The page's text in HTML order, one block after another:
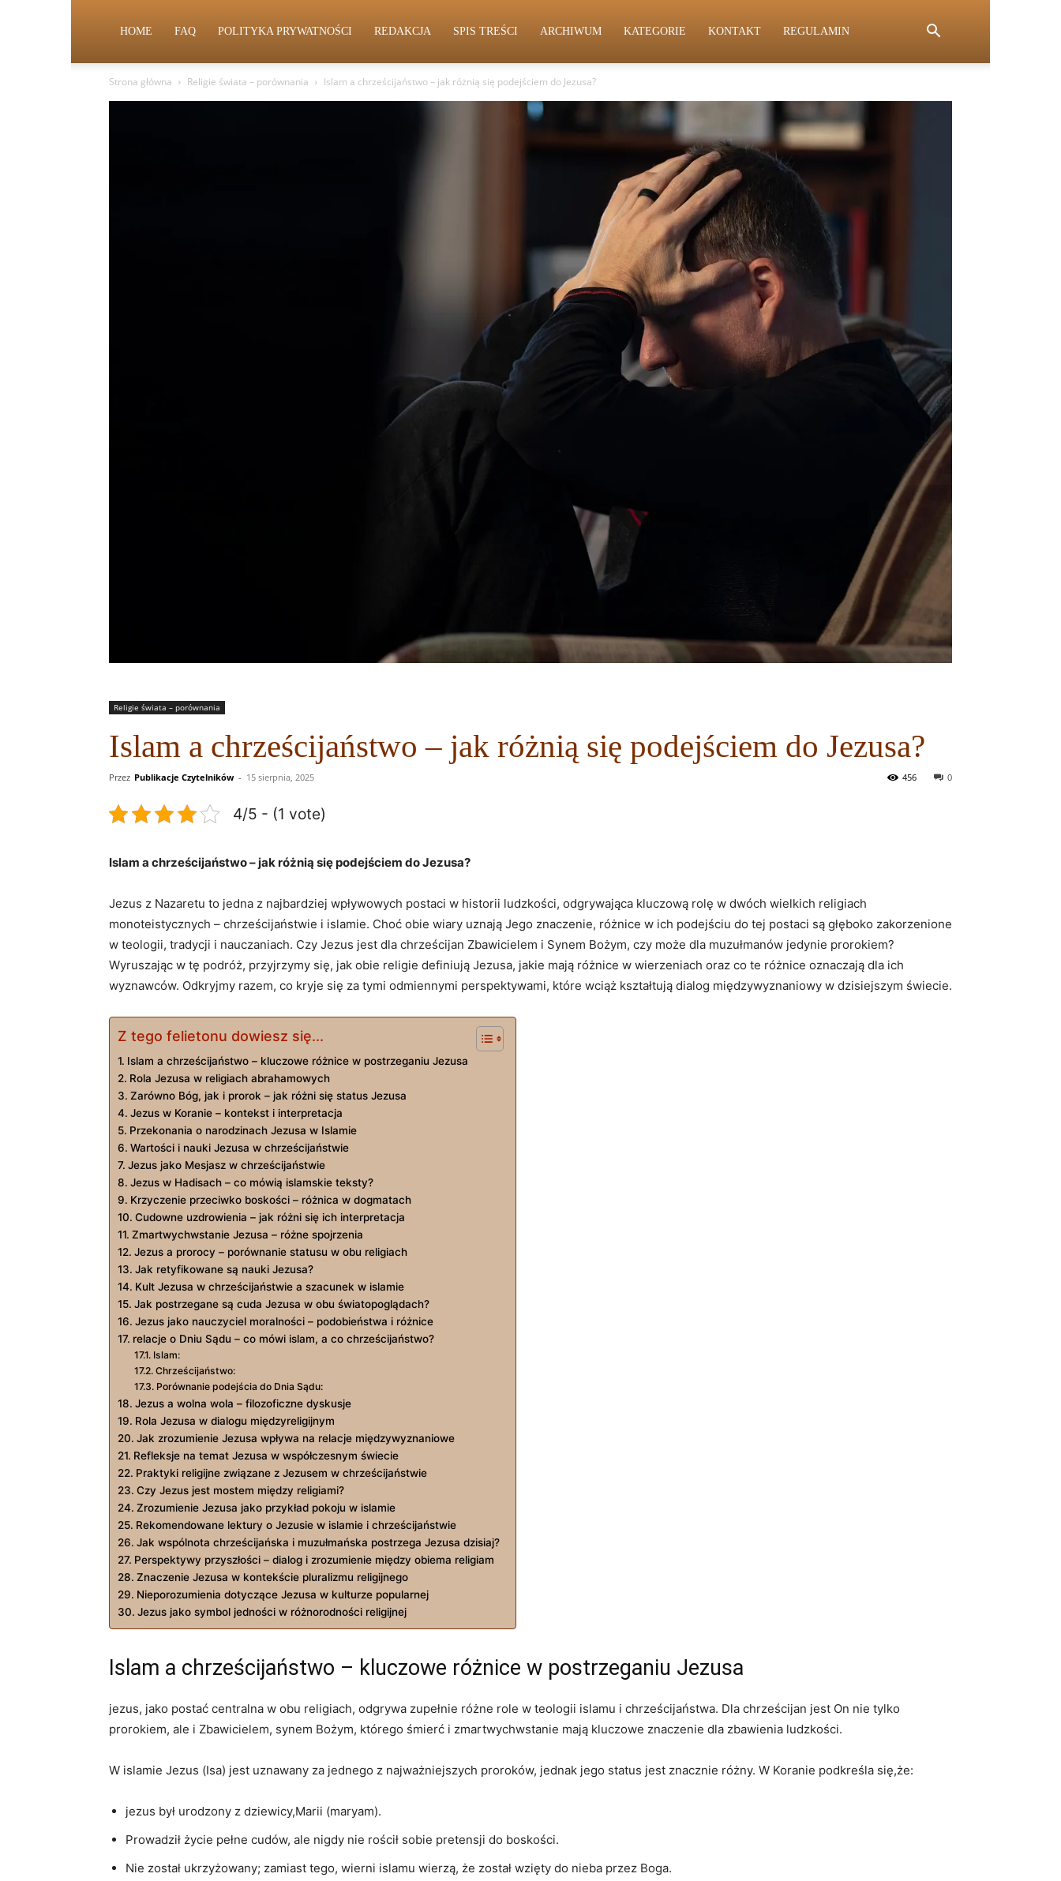
HOME FAQ POLITYKA PRYWATNOŚCI REDAKCJA SPIS TREŚCI ARCHIWUM KATEGORIE KONTAKT REGULAMIN
Strona główna Religie świata – porównania Islam a chrześcijaństwo – jak różnią się podejściem do Jezusa?
Religie świata – porównania
Islam a chrześcijaństwo – jak różnią się podejściem do Jezusa?
Przez Publikacje Czytelników - 15 sierpnia, 2025 0
456
4/5 - (1 vote)
Islam a ‌chrześcijaństwo –⁣ jak różnią się ‌podejściem do Jezusa?
Jezus z Nazaretu to jedna z najbardziej wpływowych postaci w historii ludzkości, odgrywająca kluczową rolę w dwóch​ wielkich religiach
monoteistycznych – chrześcijaństwie i islamie.⁣ Choć obie wiary ⁣uznają Jego znaczenie, różnice w ich podejściu do tej postaci są ​głęboko ⁢zakorzenione‍
w teologii, ⁤tradycji ‌i⁢ nauczaniach. Czy Jezus jest dla chrześcijan Zbawicielem i Synem Bożym, czy może dla muzułmanów jedynie prorokiem?
Wyruszając w tę podróż, przyjrzymy się, jak obie religie definiują Jezusa, jakie mają różnice w wierzeniach oraz co te różnice oznaczają dla ich
wyznawców. ‌Odkryjmy‍ razem, co kryje się⁤ za tymi odmiennymi perspektywami, które wciąż kształtują dialog międzywyznaniowy w ‍dzisiejszym ‍świecie.
Z tego felietonu dowiesz się...
Islam a chrześcijaństwo – kluczowe różnice w postrzeganiu Jezusa
Rola ⁣Jezusa w‌ religiach abrahamowych
Zarówno Bóg, jak i‌ prorok – jak różni się ⁣status Jezusa
Jezus w Koranie – kontekst i interpretacja
Przekonania o ‌narodzinach Jezusa w Islamie
Wartości i nauki ‌Jezusa⁢ w chrześcijaństwie
Jezus jako​ Mesjasz w chrześcijaństwie
Jezus w Hadisach – co‌ mówią islamskie teksty?
Krzyczenie⁤ przeciwko boskości – różnica ‍w dogmatach
Cudowne uzdrowienia ⁤– jak różni się⁣ ich interpretacja
Zmartwychwstanie Jezusa – różne ‍spojrzenia
Jezus a ​prorocy – porównanie statusu w obu religiach
Jak retyfikowane są nauki Jezusa?
Kult Jezusa w chrześcijaństwie ‌a szacunek w islamie
Jak postrzegane są cuda Jezusa ‍w obu światopoglądach?
Jezus jako nauczyciel ​moralności⁤ – podobieństwa i różnice
relacje⁣ o Dniu Sądu – ⁢co mówi‍ islam, a co chrześcijaństwo?
Islam:
Chrześcijaństwo:
Porównanie podejścia ​do Dnia Sądu:
Jezus a wolna ‌wola – filozoficzne dyskusje
Rola Jezusa w dialogu międzyreligijnym
Jak zrozumienie Jezusa wpływa na relacje‌ międzywyznaniowe
Refleksje na ⁤temat Jezusa w‍ współczesnym świecie
Praktyki religijne związane z ‌Jezusem w chrześcijaństwie
Czy Jezus⁣ jest ⁤mostem ⁤między religiami?
Zrozumienie Jezusa jako przykład pokoju w islamie
Rekomendowane lektury⁣ o Jezusie w islamie i ‌chrześcijaństwie
Jak ⁣wspólnota ⁤chrześcijańska i ⁢muzułmańska postrzega Jezusa dzisiaj?
Perspektywy przyszłości – dialog ‌i zrozumienie między obiema religiam
Znaczenie Jezusa‌ w kontekście pluralizmu religijnego
Nieporozumienia⁤ dotyczące⁢ Jezusa w kulturze popularnej
Jezus jako symbol ⁤jedności w różnorodności religijnej
Islam a chrześcijaństwo – kluczowe różnice w postrzeganiu Jezusa
jezus, jako⁤ postać ⁣centralna w obu religiach, odgrywa zupełnie różne role w teologii islamu i chrześcijaństwa. ​Dla chrześcijan jest On ⁤nie tylko
prorokiem, ale i Zbawicielem, synem Bożym, którego ‍śmierć i zmartwychwstanie mają kluczowe znaczenie⁣ dla ​zbawienia ludzkości.
W islamie Jezus (Isa) jest uznawany za jednego z najważniejszych proroków, ​jednak jego status jest znacznie różny. W ⁣Koranie ⁤podkreśla się,że:
jezus ⁤był urodzony z dziewicy,Marii (maryam).
Prowadził życie pełne cudów, ale nigdy nie rościł sobie pretensji do boskości.
Nie został ukrzyżowany; zamiast tego,​ wierni islamu ‌wierzą, że został wzięty ‌do ​nieba przez Boga.